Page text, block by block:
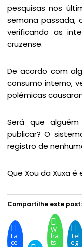
pesquisas nos
semana passada,
verificando as
cruzense.
De acordo com
consumo interno,
polêmicas
Será que
publicar? O
registro de
Que Xou da Xuxa
Compartilhe este post:
Fa
ce
W
ha
ts
Tel
eg